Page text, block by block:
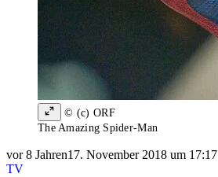
© (c) ORF
The Amazing Spider-Man
vor 8 Jahren17. November 2018 um 17:17
TV